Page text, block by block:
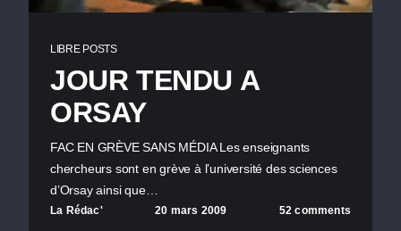
LIBRE POSTS
JOUR TENDU A
ORSAY
FAC EN GRÈVE SANS MÉDIA Les enseignants
chercheurs sont en grève à l’université des sciences
d’Orsay ainsi que…
La Rédac' 20 mars 2009 52 comments